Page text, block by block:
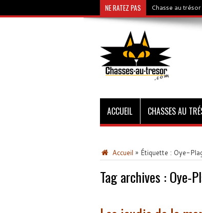
NE RATEZ PAS Chasse au
ACCUEIL CHASSES AU
Accueil » Étiquette : Oye-
Tag archives : Oye-